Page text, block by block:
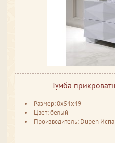
Тумба
Размер: 0x54x49
Цвет: белый
Производитель: Dupen